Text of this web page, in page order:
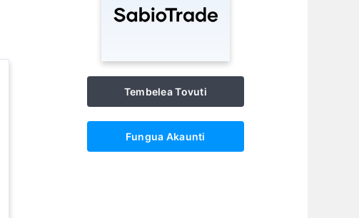
Tembelea Tovuti
Fungua Akaunti